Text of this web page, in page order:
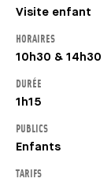
Visite enfant
HORAIRES
10h30 & 14h30
DURÉE
1h15
PUBLICS
Enfants
TARIFS